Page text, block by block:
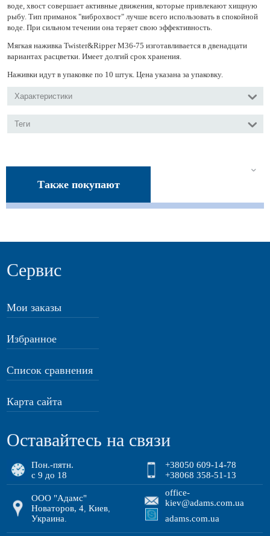
воде, хвост совершает активные движения, которые привлекают хищную
рыбу. Тип приманок "виброхвост" лучше всего использовать в спокойной
воде. При сильном течении она теряет свою эффективность.
Мягкая наживка Twister&Ripper M36-75 изготавливается в двенадцати
вариантах расцветки. Имеет долгий срок хранения.
Наживки идут в упаковке по 10 штук. Цена указана за упаковку.
Характеристики
Теги
Также покупают
Сервис
Мои заказы
Избранное
Список сравнения
Карта сайта
Оставайтесь на связи
Пон.-пятн.
с 9 до 18
+38050 609-14-78
+38068 358-51-13
ООО "Адамс"
Новаторов, 4 ,Киев
Украина
office-
kiev@adams.com.ua
adams.com.ua